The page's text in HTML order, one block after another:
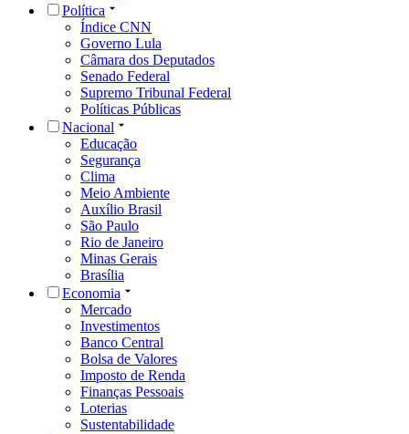
Política
Índice CNN
Governo Lula
Câmara dos Deputados
Senado Federal
Supremo Tribunal Federal
Políticas Públicas
Nacional
Educação
Segurança
Clima
Meio Ambiente
Auxílio Brasil
São Paulo
Rio de Janeiro
Minas Gerais
Brasília
Economia
Mercado
Investimentos
Banco Central
Bolsa de Valores
Imposto de Renda
Finanças Pessoais
Loterias
Sustentabilidade